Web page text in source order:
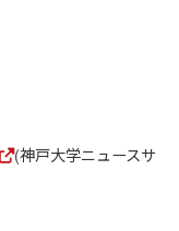
(神戸大学ニュースサ